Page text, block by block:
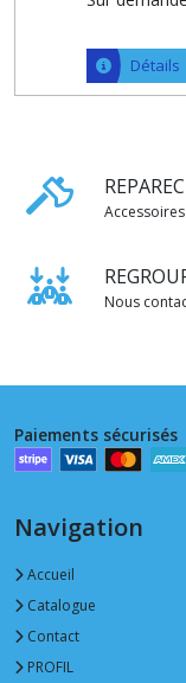
Détails
Nous
Paiements sécurisés
Navigation
Accueil
Catalogue
Contact
PROFIL